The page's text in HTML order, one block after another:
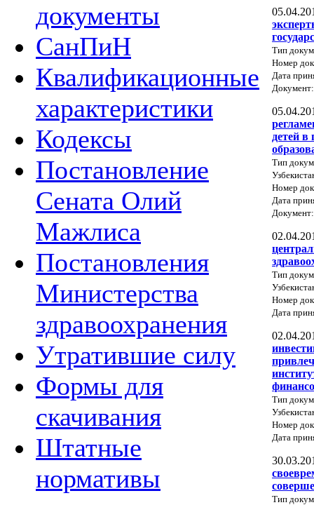
документы
СанПиН
Квалификационные
характеристики
Кодексы
Постановление
Сената Олий
Мажлиса
Постановления
Министерства
здравоохранения
Утратившие силу
Формы для
скачивания
Штатные
нормативы
Тип
Номер
Дата
детей в
Тип
Номер
Дата
Тип
Номер
Дата
Тип
Номер
Дата
Тип